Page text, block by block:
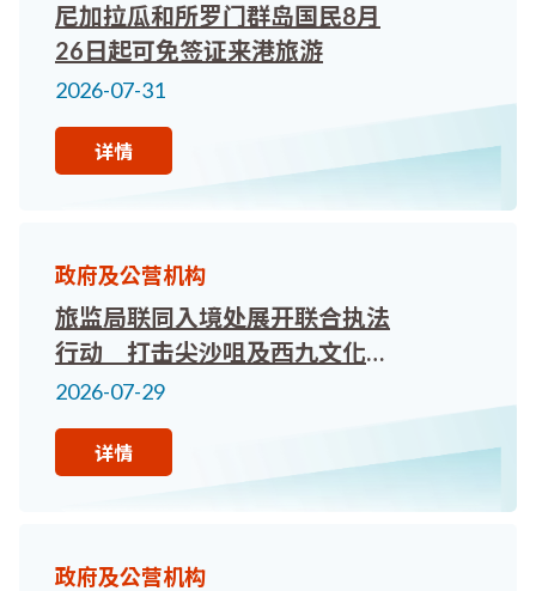
尼加拉瓜和所罗门群岛国民8月
26日起可免签证来港旅游
2026-07-31
详情
政府及公营机构
旅监局联同入境处展开联合执法
行动 打击尖沙咀及西九文化区
非法从事导游工作
2026-07-29
详情
政府及公营机构